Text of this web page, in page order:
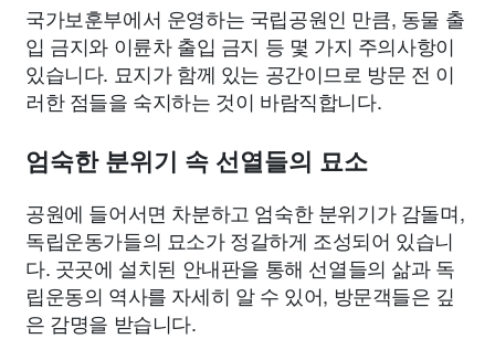
국가보훈부에서 운영하는 국립공원인 만큼, 동물 출
입 금지와 이륜차 출입 금지 등 몇 가지 주의사항이
있습니다. 묘지가 함께 있는 공간이므로 방문 전 이
러한 점들을 숙지하는 것이 바람직합니다.
엄숙한 분위기 속 선열들의 묘소
공원에 들어서면 차분하고 엄숙한 분위기가 감돌며,
독립운동가들의 묘소가 정갈하게 조성되어 있습니
다. 곳곳에 설치된 안내판을 통해 선열들의 삶과 독
립운동의 역사를 자세히 알 수 있어, 방문객들은 깊
은 감명을 받습니다.